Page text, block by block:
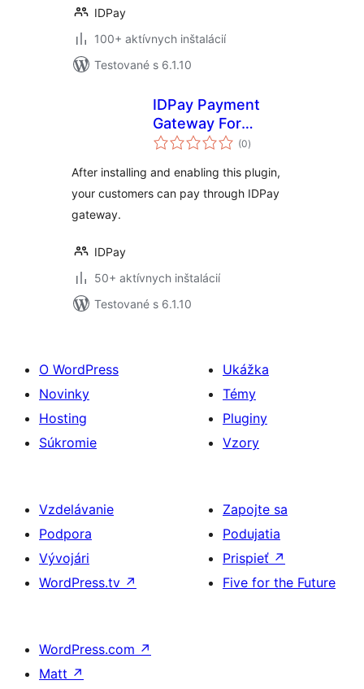
IDPay
100+ aktívnych inštalácií
Testované s 6.1.10
IDPay Payment
Gateway For
LearnPress (0celkové
hodnotenie
)
After installing and enabling this plugin,
your customers can pay through IDPay
gateway.
IDPay
50+ aktívnych inštalácií
Testované s 6.1.10
O WordPress
Novinky
Hosting
Súkromie
Ukážka
Témy
Pluginy
Vzory
Vzdelávanie
Podpora
Vývojári
WordPress.tv ↗
Zapojte sa
Podujatia
Prispieť ↗
Five for the Future
WordPress.com ↗
Matt ↗